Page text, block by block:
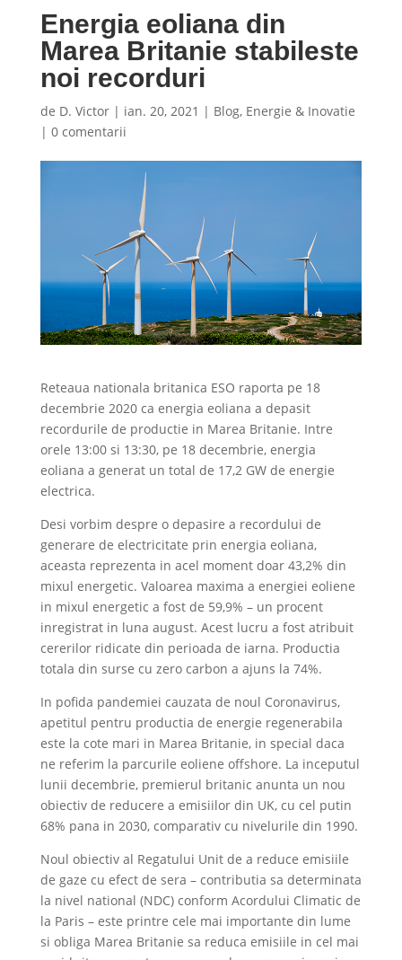
Energia eoliana din
Marea Britanie stabileste
noi recorduri
de D. Victor| ian. 20, 2021 | Blog, Energie & Inovatie
| 0 comentarii
Reteaua nationala britanica ESO raporta pe 18
decembrie 2020 ca energia eoliana a depasit
recordurile de productie in Marea Britanie. Intre
orele 13:00 si 13:30, pe 18 decembrie, energia
eoliana a generat un total de 17,2 GW de energie
electrica.
Desi vorbim despre o depasire a recordului de
generare de electricitate prin energia eoliana,
aceasta reprezenta in acel moment doar 43,2% din
mixul energetic. Valoarea maxima a energiei eoliene
in mixul energetic a fost de 59,9% – un procent
inregistrat in luna august. Acest lucru a fost atribuit
cererilor ridicate din perioada de iarna. Productia
totala din surse cu zero carbon a ajuns la 74%.
In pofida pandemiei cauzata de noul Coronavirus,
apetitul pentru productia de energie regenerabila
este la cote mari in Marea Britanie, in special daca
ne referim la parcurile eoliene offshore. La inceputul
lunii decembrie, premierul britanic anunta un nou
obiectiv de reducere a emisiilor din UK, cu cel putin
68% pana in 2030, comparativ cu nivelurile din 1990.
Noul obiectiv al Regatului Unit de a reduce emisiile
de gaze cu efect de sera – contributia sa determinata
la nivel national (NDC) conform Acordului Climatic de
la Paris – este printre cele mai importante din lume
si obliga Marea Britanie sa reduca emisiile in cel mai